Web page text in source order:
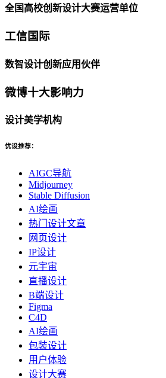
全国高校创新设计大赛运营单位
工信国际
数智设计创新应用伙伴
微博十大影响力
设计美学机构
优设推荐：
AIGC导航
Midjourney
Stable Diffusion
AI绘画
热门设计文章
网页设计
IP设计
元宇宙
直播设计
B端设计
Figma
C4D
AI绘画
包装设计
用户体验
设计大赛